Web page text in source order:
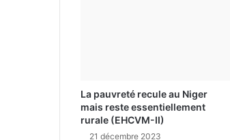
La pauvreté recule au Niger
mais reste essentiellement
rurale (EHCVM-II)
21 décembre 2023